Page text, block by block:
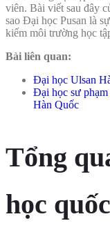
viên. Bài viết sau đây
sao Đại học Pusan là
kiếm môi trường học
Bài liên quan:
Đại học Ulsan
Đại học sư phạm
Hàn Quốc
Tổng
học